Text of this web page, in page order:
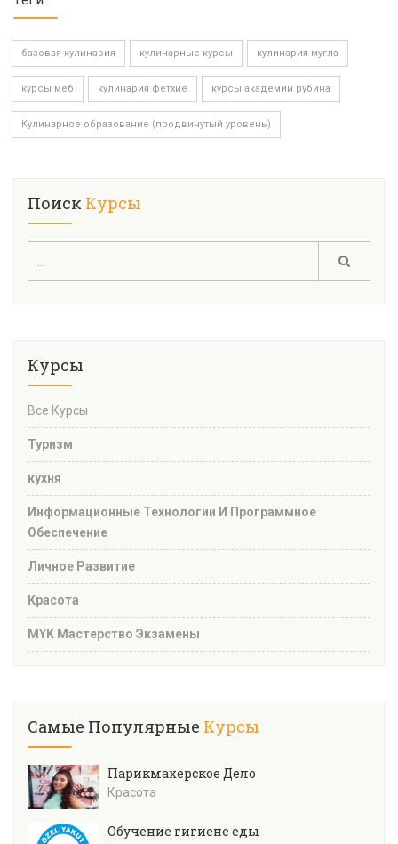
базовая кулинария кулинарные курсы кулинария мугла
курсы меб кулинария фетхие курсы академии рубина
Кулинарное образование (продвинутый уровень)
Поиск Курсы
Курсы
Все Курсы
Туризм
кухня
Информационные Технологии И Программное
Обеспечение
Личное Развитие
Красота
MYK Мастерство Экзамены
Самые Популярные Курсы
Парикмахерское Дело
Красота
Обучение гигиене еды